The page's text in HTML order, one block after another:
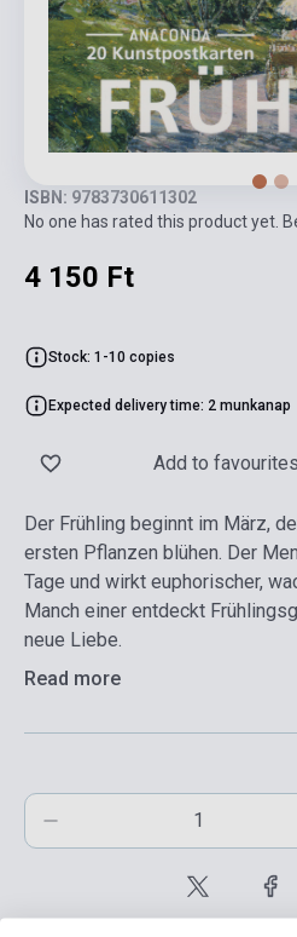
ISBN: 9783730611302
No one has rated this product yet.
4 150 Ft
Stock: 1-10 copies
Expected delivery time: 2 munkanap
Add to favourites
Der Frühling beginnt im März,
ersten Pflanzen blühen. Der
Tage und wirkt euphorischer,
Manch einer entdeckt
neue Liebe.
Read more